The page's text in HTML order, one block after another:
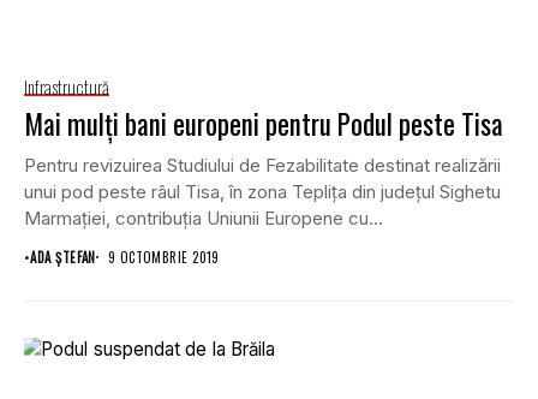
Infrastructură
Mai mulţi bani europeni pentru Podul peste Tisa
Pentru revizuirea Studiului de Fezabilitate destinat realizării
unui pod peste râul Tisa, în zona Tepliţa din judeţul Sighetu
Marmaţiei, contribuţia Uniunii Europene cu...
•ADA ȘTEFAN 9 OCTOMBRIE 2019